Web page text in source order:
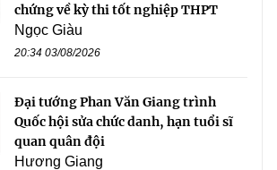
chứng về kỳ thi tốt nghiệp THPT
Ngọc Giàu
20:34 03/08/2026
Đại tướng Phan Văn Giang trình
Quốc hội sửa chức danh, hạn tuổi sĩ
quan quân đội
Hương Giang